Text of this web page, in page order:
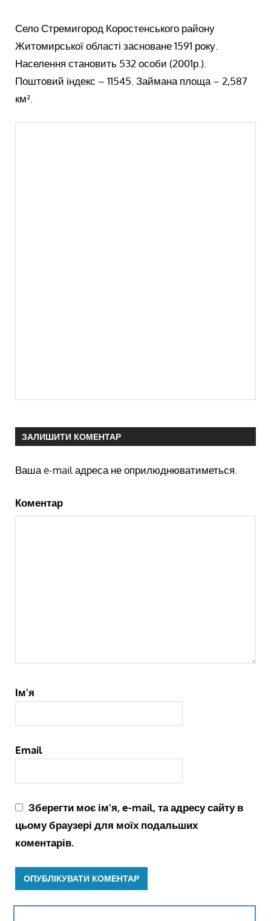
Село Стремигород Коростенського району
Житомирської області засноване 1591 року.
Населення становить 532 особи (2001р.).
Поштовий індекс – 11545. Займана площа – 2,587
км².
ЗАЛИШИТИ КОМЕНТАР
Ваша e-mail адреса не оприлюднюватиметься.
Коментар
Ім'я
Email
Зберегти моє ім'я, e-mail, та адресу сайту в
цьому браузері для моїх подальших
коментарів.